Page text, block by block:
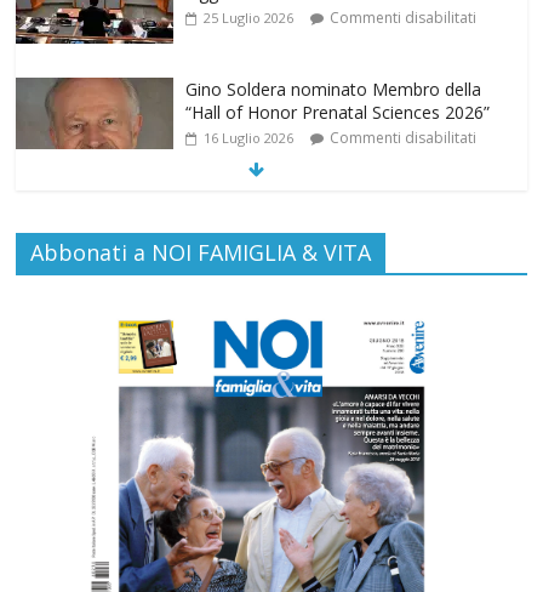
16 Luglio 2026 Commenti disabilitati
13 Luglio 2026 Commenti disabilitati
Paolo VI, un santo che canta la bellezza
della vita
6 Agosto 2026 Commenti disabilitati
“Pace nel grembo è pace nel mondo”: a
Lecce il 46° Convegno Nazionale del
Movimento per la Vita
31 Luglio 2026 Commenti disabilitati
Abbonati a NOI FAMIGLIA & VITA